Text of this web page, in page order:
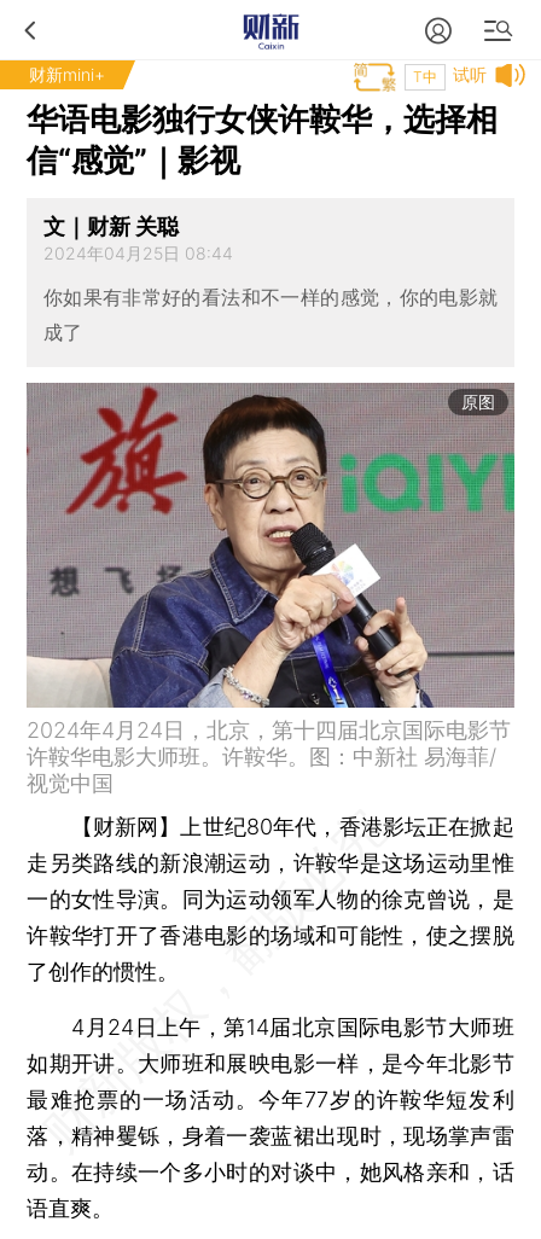
财新mini+ 试听
T中
华语电影独行女侠许鞍华，选择相
信“感觉”｜影视
文｜财新 关聪
2024年04月25日 08:44
你如果有非常好的看法和不一样的感觉，你的电影就
成了
原图
2024年4月24日，北京，第十四届北京国际电影节
许鞍华电影大师班。许鞍华。图：中新社 易海菲/
视觉中国
【财新网】
上世纪80年代，香港影坛正在掀起
走另类路线的新浪潮运动，许鞍华是这场运动里惟
一的女性导演。同为运动领军人物的徐克曾说，是
许鞍华打开了香港电影的场域和可能性，使之摆脱
了创作的惯性。
4月24日上午，第14届北京国际电影节大师班
如期开讲。大师班和展映电影一样，是今年北影节
最难抢票的一场活动。今年77岁的许鞍华短发利
落，精神矍铄，身着一袭蓝裙出现时，现场掌声雷
动。在持续一个多小时的对谈中，她风格亲和，话
语直爽。